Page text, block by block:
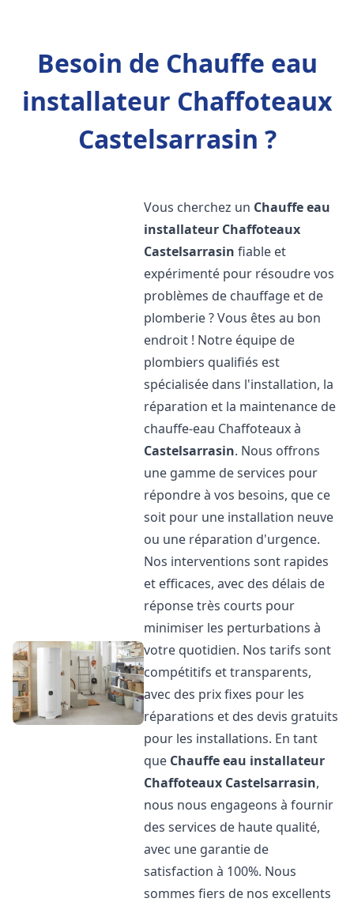
Besoin de Chauffe eau
installateur Chaffoteaux
Castelsarrasin ?
Vous cherchez un Chauffe eau
installateur Chaffoteaux
Castelsarrasin fiable et
expérimenté pour résoudre vos
problèmes de chauffage et de
plomberie ? Vous êtes au bon
endroit ! Notre équipe de
plombiers qualifiés est
spécialisée dans l'installation, la
réparation et la maintenance de
chauffe-eau Chaffoteaux à
Castelsarrasin. Nous offrons
une gamme de services pour
répondre à vos besoins, que ce
soit pour une installation neuve
ou une réparation d'urgence.
Nos interventions sont rapides
et efficaces, avec des délais de
réponse très courts pour
minimiser les perturbations à
votre quotidien. Nos tarifs sont
compétitifs et transparents,
avec des prix fixes pour les
réparations et des devis gratuits
pour les installations. En tant
que Chauffe eau installateur
Chaffoteaux Castelsarrasin,
nous nous engageons à fournir
des services de haute qualité,
avec une garantie de
satisfaction à 100%. Nous
sommes fiers de nos excellents